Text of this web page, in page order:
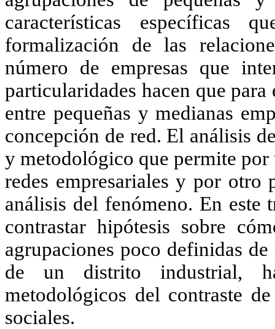
características
formalización de las
número de empresas que
particularidades hacen que
entre pequeñas y medianas
concepción de red. El análisis
y metodológico que permite
redes empresariales y por otro
análisis del fenómeno. En este
contrastar hipótesis sobre
agrupaciones poco definidas
de un distrito industrial,
metodológicos del contraste
sociales.